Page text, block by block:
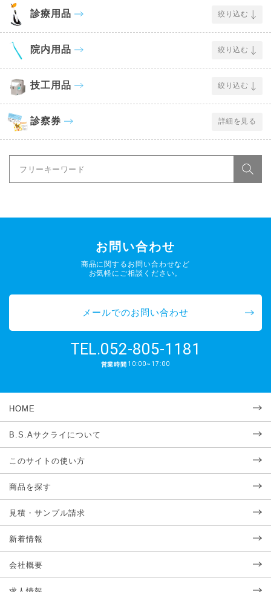
診療用品 絞り込む
院内用品 絞り込む
技工用品 絞り込む
診察券 詳細を見る
お問い合わせ
商品に関するお問い合わせなど
お気軽にご相談ください。
メールでのお問い合わせ
TEL.052-805-1181
営業時間 10:00~17:00
HOME
B.S.Aサクライについて
このサイトの使い方
商品を探す
見積・サンプル請求
新着情報
会社概要